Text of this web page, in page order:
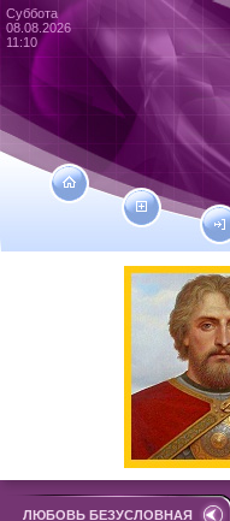
Суббота
08.08.2026
11:10
ЛЮБОВЬ БЕЗУСЛОВНАЯ